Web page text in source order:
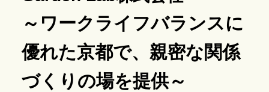
～ワークライフバランスに
優れた京都で、親密な関係
づくりの場を提供～